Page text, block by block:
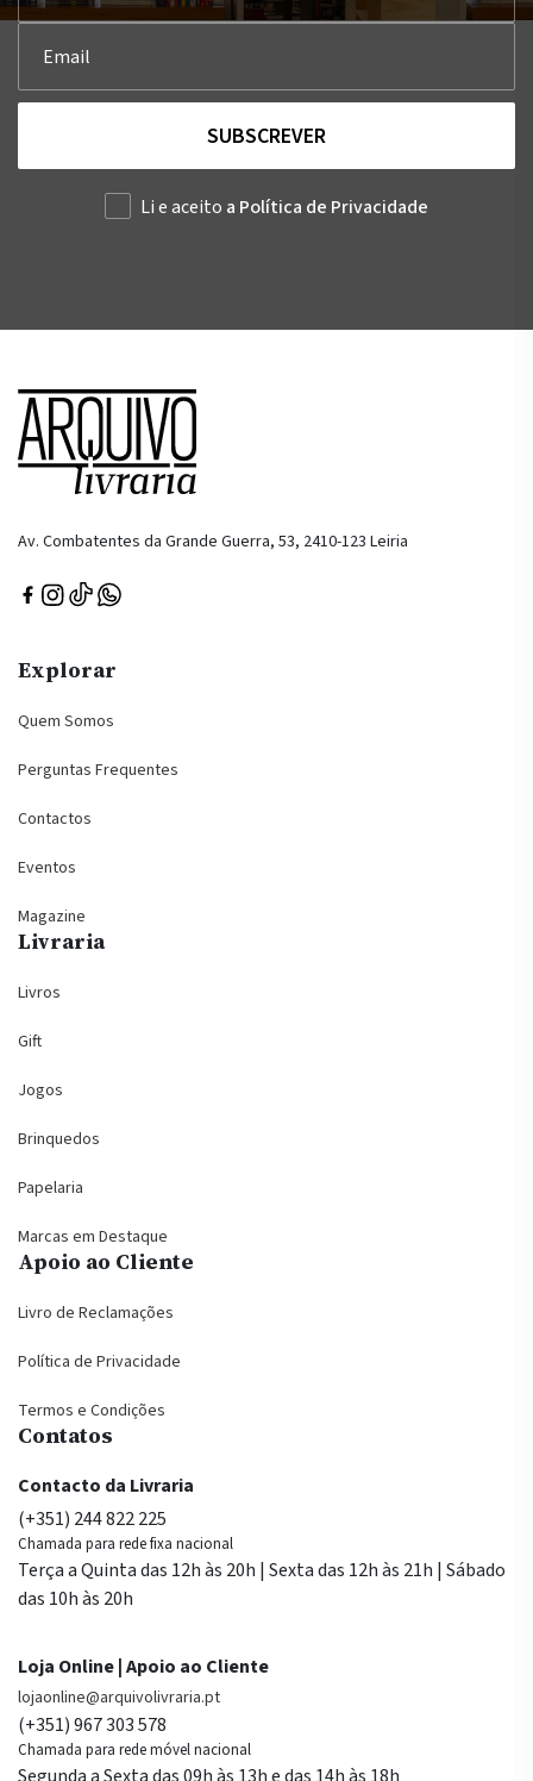
SUBSCREVER
Li e aceito a Política de Privacidade
Av. Combatentes da Grande Guerra, 53, 2410-123 Leiria
Explorar
Quem Somos
Perguntas Frequentes
Contactos
Eventos
Magazine
Livraria
Livros
Gift
Jogos
Brinquedos
Papelaria
Marcas em Destaque
Apoio ao Cliente
Livro de Reclamações
Política de Privacidade
Termos e Condições
Contatos
Contacto da Livraria
(+351) 244 822 225
Chamada para rede fixa nacional
Terça a Quinta das 12h às 20h | Sexta das 12h às 21h | Sábado
das 10h às 20h
Loja Online | Apoio ao Cliente
lojaonline@arquivolivraria.pt
(+351) 967 303 578
Chamada para rede móvel nacional